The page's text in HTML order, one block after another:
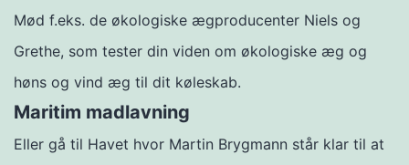
Mød f.eks. de økologiske ægproducenter Niels og
Grethe, som tester din viden om økologiske æg og
høns og vind æg til dit køleskab.
Maritim madlavning
Eller gå til Havet hvor Martin Brygmann står klar til at